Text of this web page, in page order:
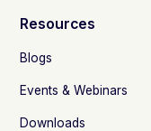
Resources
Blogs
Events & Webinars
Downloads